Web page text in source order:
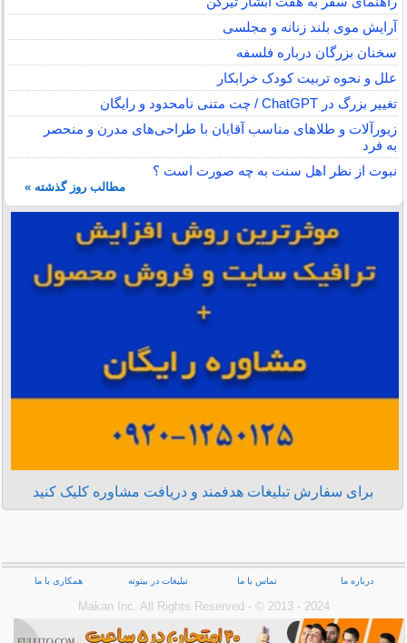
آرایش موی بلند زنانه و مجلسی
سخنان بزرگان درباره فلسفه
علل و نحوه تربیت کودک خرابکار
تغییر بزرگ در ChatGPT / چت متنی نامحدود و رایگان
زیورآلات و طلاهای مناسب آقایان با طراحی‌های مدرن و منحصر
به فرد
نبوت از نظر اهل سنت به چه صورت است ؟
مطالب روز گذشته »
برای سفارش تبلیغات هدفمند و دریافت مشاوره کلیک کنید
درباره ما تماس با ما تبلیغات در بیتوته همکاری با ما
Makan Inc.‎ All Rights Reserved - © 2013 - 2024